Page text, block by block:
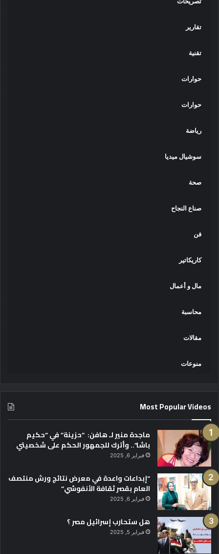
تقارير
تقنية
حوارات
حوارات
رياضة
سوشيال ميديا
صحة
صناع النجاح
فن
كاريكاتير
مال و أعمال
محاسبة
مقالات
منوعات
Most Popular Videos
ماجدة منير لـ هافن: “حزينة” في “حكيم
باشا”.. وأترك للجمهور الحكم على شخصيتي
فبراير 6, 2025
“إبداعات واعدة في معرض نتائج ورش منتصف
العام بقصر ثقافة الأنفوشي”
فبراير 6, 2025
هل ستحارب إسرائيل مصر ؟
فبراير 5, 2025